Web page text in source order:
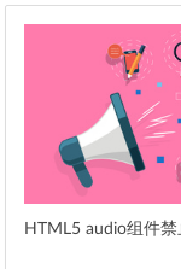
HTML5 audio组件